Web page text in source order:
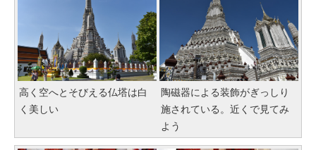
高く空へとそびえる仏塔は白
く美しい
陶磁器による装飾がぎっしり
施されている。近くで見てみ
よう